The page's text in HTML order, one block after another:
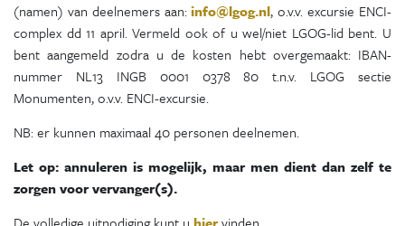
(namen) van deelnemers aan:info@lgog.nl, o.v.v. excursie ENCI-
complex dd 11 april. Vermeld ook of u wel/niet LGOG-lid bent. U
bent aangemeld zodra u de kosten hebt overgemaakt: IBAN-
nummer NL13 INGB 0001 0378 80 t.n.v. LGOG sectie
Monumenten, o.v.v. ENCI-excursie.
NB: er kunnen maximaal 40 personen deelnemen.
Let op: annuleren is mogelijk, maar men dient dan zelf te
zorgen voor vervanger(s).